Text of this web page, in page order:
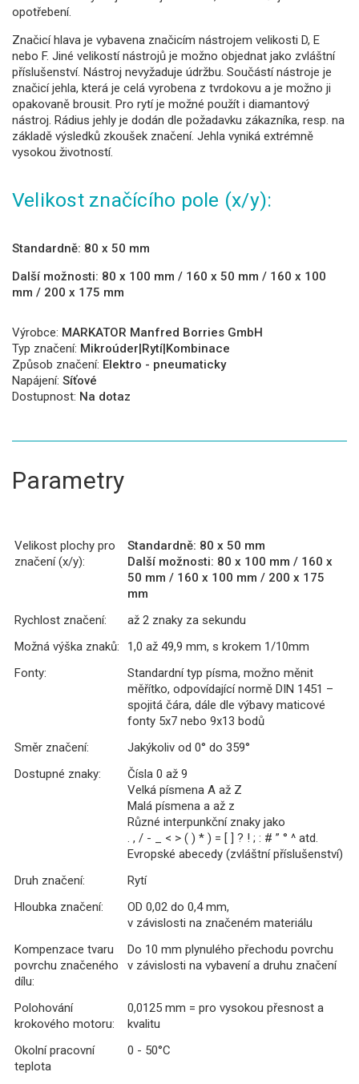
opotřebení.
Značicí hlava je vybavena značicím nástrojem velikosti D, E
nebo F. Jiné velikostí nástrojů je možno objednat jako zvláštní
příslušenství. Nástroj nevyžaduje údržbu. Součástí nástroje je
značicí jehla, která je celá vyrobena z tvrdokovu a je možno ji
opakovaně brousit. Pro rytí je možné použít i diamantový
nástroj. Rádius jehly je dodán dle požadavku zákazníka, resp. na
základě výsledků zkoušek značení. Jehla vyniká extrémně
vysokou životností.
Velikost značícího pole (x/y):
Standardně: 80 x 50 mm
Další možnosti: 80 x 100 mm / 160 x 50 mm / 160 x 100
mm / 200 x 175 mm
Výrobce: MARKATOR Manfred Borries GmbH
Typ značení: Mikroúder|Rytí|Kombinace
Způsob značení: Elektro - pneumaticky
Napájení: Síťové
Dostupnost: Na dotaz
Parametry
Velikost plochy pro
značení (x/y):
Standardně: 80 x 50 mm
Další možnosti: 80 x 100 mm / 160 x
50 mm / 160 x 100 mm / 200 x 175
mm
Rychlost značení:
až 2 znaky za sekundu
Možná výška znaků:
1,0 až 49,9 mm, s krokem 1/10mm
Fonty:
Standardní typ písma, možno měnit
měřítko, odpovídající normě DIN 1451 –
spojitá čára, dále dle výbavy maticové
fonty 5x7 nebo 9x13 bodů
Směr značení:
Jakýkoliv od 0° do 359°
Dostupné znaky:
Čísla 0 až 9
Velká písmena A až Z
Malá písmena a až z
Různé interpunkční znaky jako
. , / - _ < > ( ) * ) = [ ] ? ! ; : # ” ° ^ atd.
Evropské abecedy (zvláštní příslušenství)
Druh značení:
Rytí
Hloubka značení:
OD 0,02 do 0,4 mm,
v závislosti na značeném materiálu
Kompenzace tvaru
povrchu značeného
dílu:
Do 10 mm plynulého přechodu povrchu
v závislosti na vybavení a druhu značení
Polohování
krokového motoru:
0,0125 mm = pro vysokou přesnost a
kvalitu
Okolní pracovní
teplota
0 - 50°C